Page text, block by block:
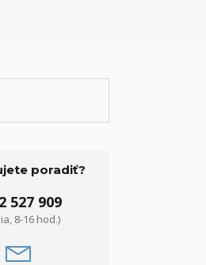
poradiť?
527 909
8-16 hod.)